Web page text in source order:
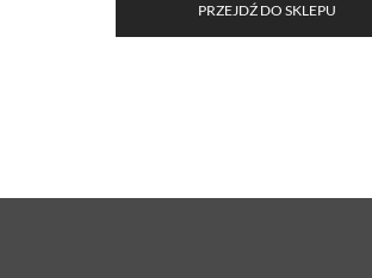
PRZEJDŹ DO SKLEPU